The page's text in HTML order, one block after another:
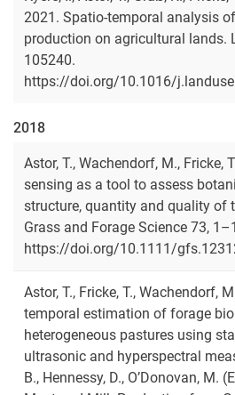
2021. Spatio-temporal analysis
production on agricultural lands.
105240.
https://doi.org/10.1016/
2018
Astor, T., Wachendorf, M., Fricke,
sensing as a tool to assess
structure, quantity and quality of
Grass and Forage Science 73,
https://doi.org/10.1111/
Astor, T., Fricke, T., Wachendorf,
temporal estimation of forage
heterogeneous pastures using
ultrasonic and hyperspectral
B., Hennessy, D., O’Donovan, M.